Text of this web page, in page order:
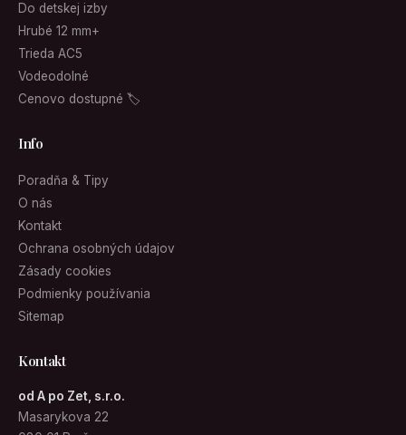
Do detskej izby
Hrubé 12 mm+
Trieda AC5
Vodeodolné
Cenovo dostupné 🏷
Info
Poradňa & Tipy
O nás
Kontakt
Ochrana osobných údajov
Zásady cookies
Podmienky používania
Sitemap
Kontakt
od A po Zet, s.r.o.
Masarykova 22